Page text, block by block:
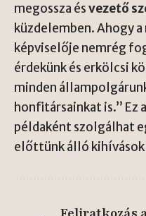
megossza ésvezető
küzdelemben. Ahogy
képviselője nemrég
érdekünk és erkölcsi
minden
honfitársainkat is.”
példaként szolgálhat
előttünk álló